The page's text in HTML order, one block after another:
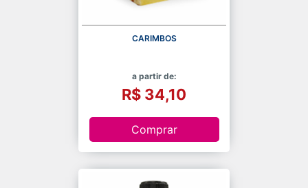
CARIMBOS
a partir de:
R$ 34,10
Comprar